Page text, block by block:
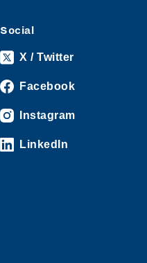
Social
X / Twitter
Facebook
Instagram
LinkedIn